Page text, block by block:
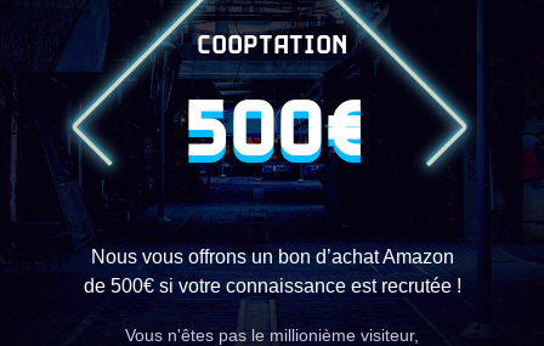
COOPTATION
500€
Nous vous offrons un bon d’achat Amazon
de 500€ si votre connaissance est recrutée !
Vous n'êtes pas le millionième visiteur,